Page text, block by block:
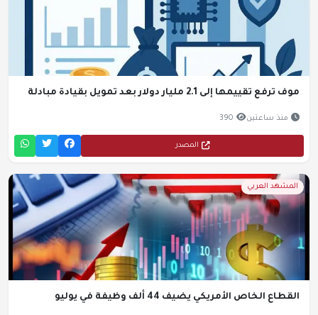
موف ترفع تقييمها إلى 2.1 مليار دولار بعد تمويل بقيادة مبادلة
منذ ساعتين 390
المصدر
المشهد العربي
القطاع الخاص الأمريكي يضيف 44 ألف وظيفة في يوليو